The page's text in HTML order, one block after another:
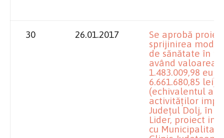
30 26.01.2017
Se aprobă
sprijinirea
de sănătate în
având valoarea
1.483.009,98
6.661.680,85 lei),
(echivalentul a
activităţilor
Judeţul Dolj, în
Lider, proiect
cu